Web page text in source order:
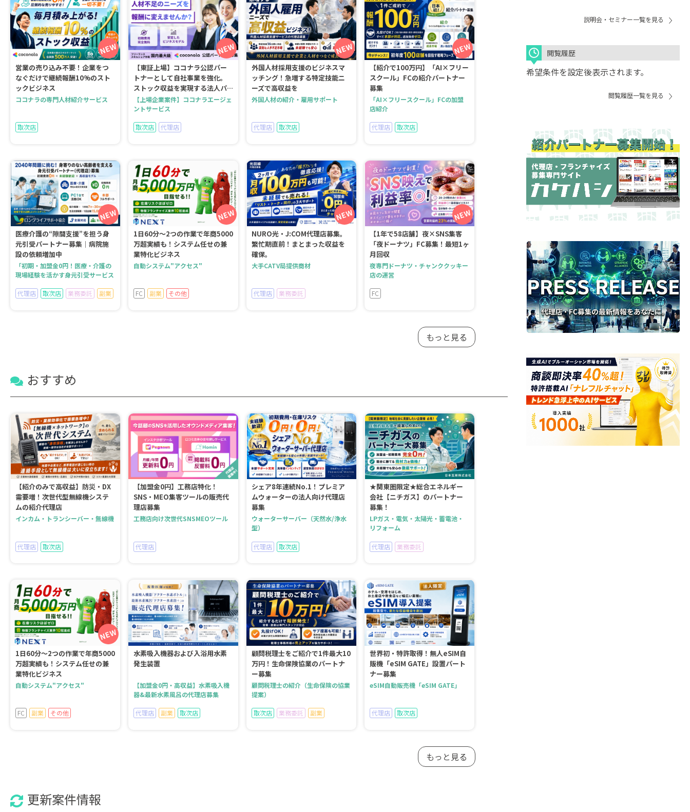
営業の売り込み不要！企業をつ
なぐだけで継続報酬10%のスト
ックビジネス
ココナラの専門人材紹介サービス
取次店
【東証上場】ココナラ公認パー
トナーとして自社事業を強化。
ストック収益を実現する法人パ
ートナ...
【上場企業案件】ココナラエージェ
ントサービス
取次店 代理店
外国人材採用支援のビジネスマ
ッチング！急増する特定技能ニ
ーズで高収益を
外国人材の紹介・雇用サポート
代理店 取次店
【紹介で100万円】「AI×フリー
スクール」FCの紹介パートナー
募集
「AI×フリースクール」FCの加盟
店紹介
代理店 取次店
医療介護の“隙間支援”を担う身
元引受パートナー募集｜病院施
設の依頼増加中
「初期・加盟金0円！医療・介護の
現場経験を活かす身元引受サービス
代理店 取次店 業務委託 副業
1日60分～2つの作業で年商5000
万超実績も！システム任せの兼
業特化ビジネス
自動システム"アクセス"
FC 副業 その他
NURO光・J:COM代理店募集。
繁忙期直前！まとまった収益を
確保。
大手CATV局提供商材
代理店 業務委託
【1年で58店舗】夜×SNS集客
「夜ドーナツ」FC募集！最短1ヶ
月回収
夜専門ドーナツ・チャンククッキー
店の運営
FC
もっと見る
おすすめ
【紹介のみで高収益】防災・DX
需要増！次世代型無線機システ
ムの紹介代理店
インカム・トランシーバー・無線機
代理店 取次店
【加盟金0円】工務店特化！
SNS・MEO集客ツールの販売代
理店募集
工務店向け次世代SNSMEOツール
代理店
シェア8年連続No.1！プレミア
ムウォーターの法人向け代理店
募集
ウォーターサーバー（天然水/浄水
型）
代理店 取次店
★関東圏限定★総合エネルギー
会社【ニチガス】のパートナー
募集！
LPガス・電気・太陽光・蓄電池・
リフォーム
代理店 業務委託
1日60分～2つの作業で年商5000
万超実績も！システム任せの兼
業特化ビジネス
自動システム"アクセス"
FC 副業 その他
水素吸入機器および入浴用水素
発生装置
【加盟金0円・高収益】水素吸入機
器&最新水素風呂の代理店募集
代理店 副業 取次店
顧問税理士をご紹介で1件最大10
万円！生命保険協業のパートナ
ー募集
顧問税理士の紹介（生命保険の協業
提案）
取次店 業務委託 副業
世界初・特許取得！無人eSIM自
販機「eSIM GATE」設置パート
ナー募集
eSIM自動販売機「eSIM GATE」
代理店 取次店
もっと見る
更新案件情報
説明会・セミナー一覧を見る
閲覧履歴
希望条件を設定後表示されます。
閲覧履歴一覧を見る